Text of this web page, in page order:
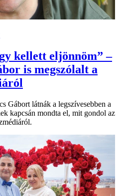
kellett eljönnöm” –
is megszólalt a
Gábort látnák a legszívesebben a
kapcsán mondta el, mit gondol az